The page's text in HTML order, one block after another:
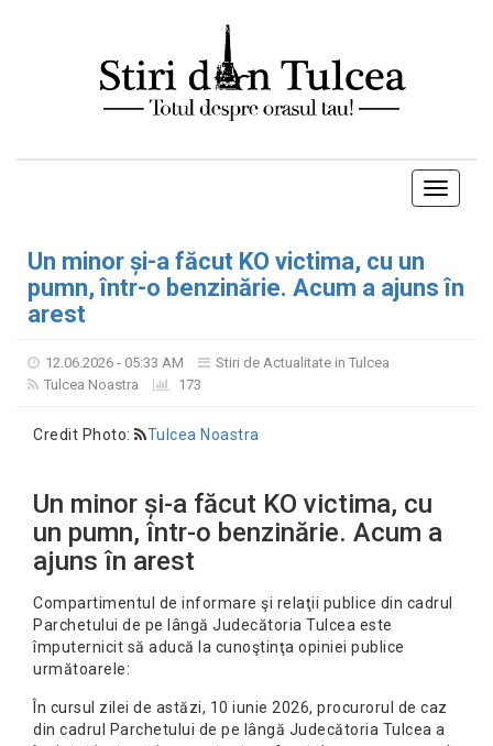
Toggle
Un minor și-a făcut KO victima, cu un
pumn, într-o benzinărie. Acum a ajuns în
arest
12.06.2026 - 05:33 AM
Stiri de Actualitate in Tulcea
Tulcea Noastra
173
Credit Photo: Tulcea Noastra
Un minor și-a făcut KO victima, cu
un pumn, într-o benzinărie. Acum a
ajuns în arest
Compartimentul de informare şi relaţii publice din cadrul
Parchetului de pe lângă Judecătoria Tulcea este
împuternicit să aducă la cunoştinţa opiniei publice
următoarele:
În cursul zilei de astăzi, 10 iunie 2026, procurorul de caz
din cadrul Parchetului de pe lângă Judecătoria Tulcea a